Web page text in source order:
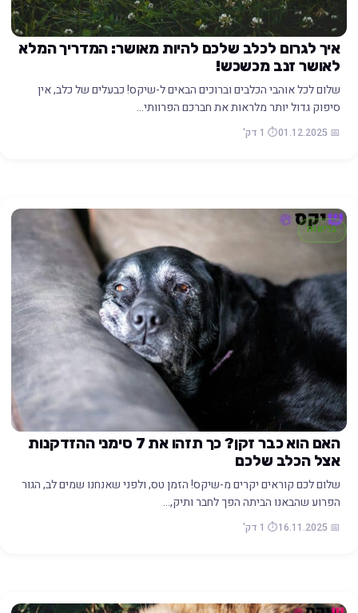
איך לגרום לכלב שלכם להיות מאושר: המדריך המלא
לאושר זנב מכשכש!
שלום לכל אוהבי הכלבים וברוכים הבאים ל-שיקס! כבעלים של כלב, אין
סיפוק גדול יותר מלראות את חברכם הפרוותי…
📅 01.12.2025 ⏱️ 1 דק'
בריאות
האם הוא כבר זקן? כך תזהו את 7 סימני ההזדקנות
אצל הכלב שלכם
שלום לכם קוראים יקרים מ-שיקס! הזמן טס, ולפני שאנחנו שמים לב, הגור
הפרוע שהבאנו הביתה הפך לחבר ותיק,…
📅 16.11.2025 ⏱️ 1 דק'